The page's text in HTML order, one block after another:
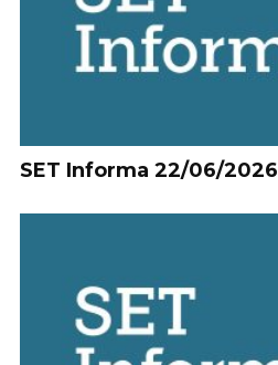
SET Informa 22/06/2026